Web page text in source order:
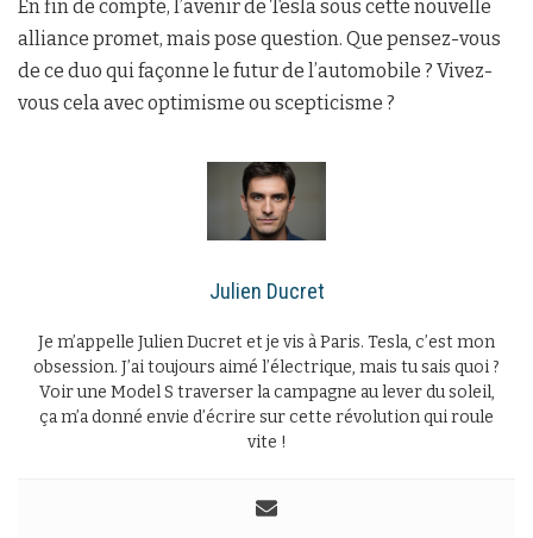
En fin de compte, l’avenir de Tesla sous cette nouvelle
alliance promet, mais pose question. Que pensez-vous
de ce duo qui façonne le futur de l’automobile ? Vivez-
vous cela avec optimisme ou scepticisme ?
Julien Ducret
Je m’appelle Julien Ducret et je vis à Paris. Tesla, c’est mon
obsession. J’ai toujours aimé l’électrique, mais tu sais quoi ?
Voir une Model S traverser la campagne au lever du soleil,
ça m’a donné envie d’écrire sur cette révolution qui roule
vite !